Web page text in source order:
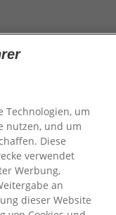
Technologien, um
nutzen, und um
Diese
verwendet
Werbung,
an
dieser Website